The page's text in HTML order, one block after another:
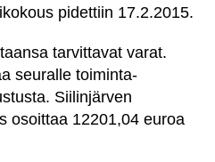
pidettiin 17.2.2015.
tarvittavat varat.
seuralle toiminta-
Siilinjärven
osoittaa 12201,04 euroa